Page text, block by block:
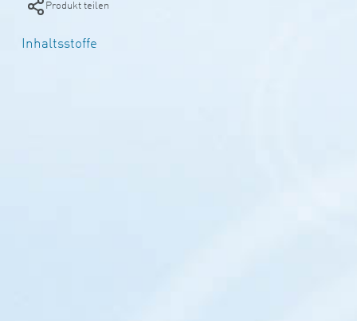
Produkt teilen
Inhaltsstoffe